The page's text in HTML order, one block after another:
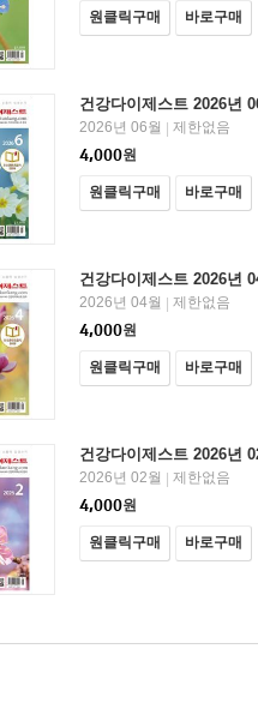
원클릭구매 바로구매
건강다이제스트 2026년
2026년 06월 | 제한없음
4,000원
원클릭구매 바로구매
건강다이제스트 2026년
2026년 04월 | 제한없음
4,000원
원클릭구매 바로구매
건강다이제스트 2026년
2026년 02월 | 제한없음
4,000원
원클릭구매 바로구매